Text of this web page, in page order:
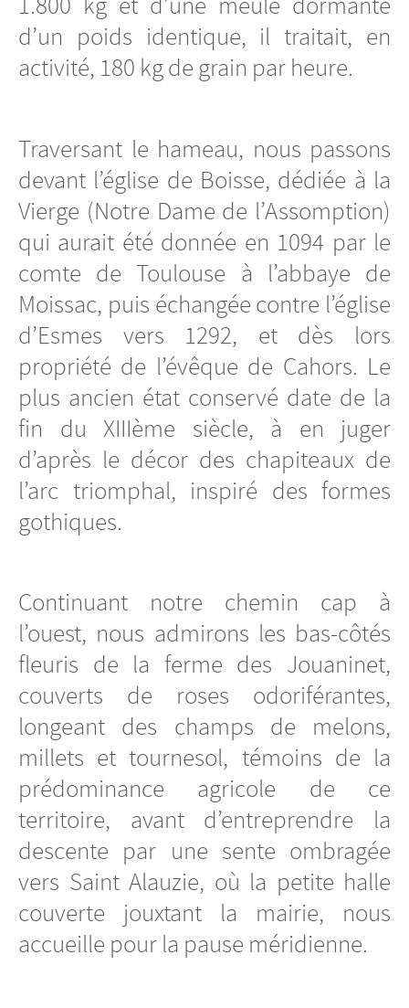
d’un poids identique, il traitait, en
activité, 180 kg de grain par heure.
Traversant le hameau, nous passons
devant l’église de Boisse, dédiée à la
Vierge (Notre Dame de l’Assomption)
qui aurait été donnée en 1094 par le
comte de Toulouse à l’abbaye de
Moissac, puis échangée contre l’église
d’Esmes vers 1292, et dès lors
propriété de l’évêque de Cahors. Le
plus ancien état conservé date de la
fin du XIIIème siècle, à en juger
d’après le décor des chapiteaux de
l’arc triomphal, inspiré des formes
gothiques.
Continuant notre chemin cap à
l’ouest, nous admirons les bas-côtés
fleuris de la ferme des Jouaninet,
couverts de roses odoriférantes,
longeant des champs de melons,
millets et tournesol, témoins de la
prédominance agricole de ce
territoire, avant d’entreprendre la
descente par une sente ombragée
vers Saint Alauzie, où la petite halle
couverte jouxtant la mairie, nous
accueille pour la pause méridienne.